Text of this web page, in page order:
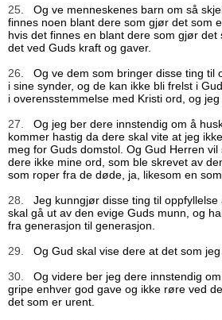
25.
Og ve menneskenes barn om så
finnes noen blant dere som gjør det som
hvis det finnes en blant dere som gjør
det ved Guds kraft og gaver.
26.
Og ve dem som bringer disse ting til
i sine synder, og de kan ikke bli frelst i
i overensstemmelse med Kristi ord, og jeg
27.
Og jeg ber dere innstendig om å
kommer hastig da dere skal vite at jeg
meg for Guds domstol. Og Gud Herren
dere ikke mine ord, som ble skrevet av
som roper fra de døde, ja, likesom en
28.
Jeg kunngjør disse ting til oppfyllelse
skal gå ut av den evige Guds munn, og
fra generasjon til generasjon.
29.
Og Gud skal vise dere at det som jeg
30.
Og videre ber jeg dere innstendig
gripe enhver god gave og ikke røre ved
det som er urent.